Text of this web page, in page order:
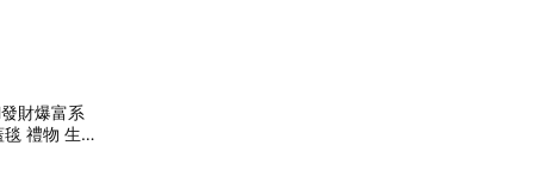
財爆富系
禮物 生